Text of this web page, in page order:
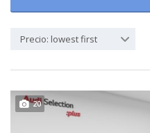
Precio: lowest first
20